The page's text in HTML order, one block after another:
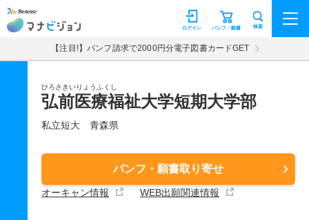
マナビジョン パンフ・願書
ログイン 検索
【注目!】パンフ請求で2000円分電子図書カードGET
ひろさきいりょうふくし
弘前医療福祉大学短期大学部
私立短大 青森県
パンフ・願書取り寄せ
オーキャン情報 WEB出願関連情報